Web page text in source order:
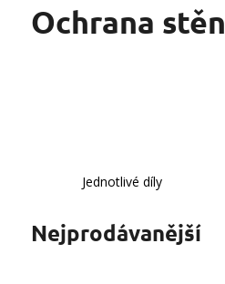
Ochrana stěn
Jednotlivé díly
Nejprodávanější